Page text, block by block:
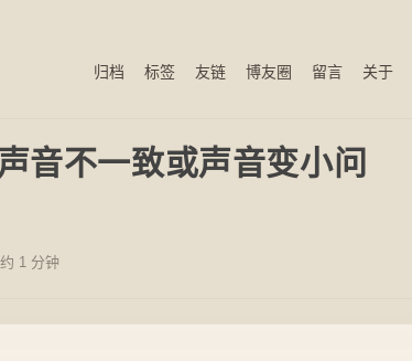
归档 标签 友链 博友圈 留言 关于
音不一致或声音变小问
约 1 分钟